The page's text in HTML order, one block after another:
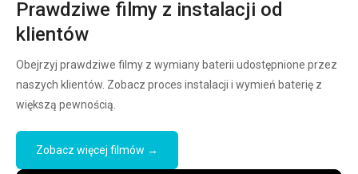
Prawdziwe filmy z instalacji od
klientów
Obejrzyj prawdziwe filmy z wymiany baterii udostępnione przez
naszych klientów. Zobacz proces instalacji i wymień baterię z
większą pewnością.
Zobacz więcej filmów →